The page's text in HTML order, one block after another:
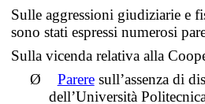
Sulle aggressioni giudiziarie e
sono stati espressi numerosi
Sulla vicenda relativa alla
Ø
Pareresull’assenza di
dell’Università